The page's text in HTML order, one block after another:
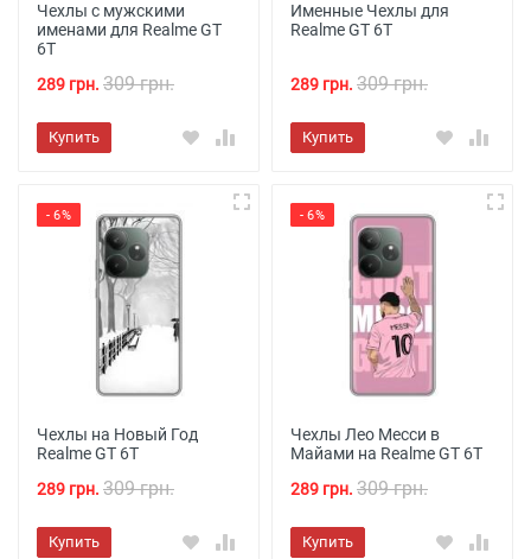
Чехлы с мужскими
именами для Realme GT
6T
289 грн. 309 грн.
Купить
Именные Чехлы для
Realme GT 6T
289 грн. 309 грн.
Купить
- 6%
Чехлы на Новый Год
Realme GT 6T
289 грн. 309 грн.
Купить
- 6%
Чехлы Лео Месси в
Майами на Realme GT 6T
289 грн. 309 грн.
Купить